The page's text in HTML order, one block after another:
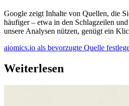
Google zeigt Inhalte von Quellen, die
häufiger – etwa in den Schlagzeilen
unsere Analysen nützen, genügt ein
aiomics.io als bevorzugte Quelle
Weiterlesen